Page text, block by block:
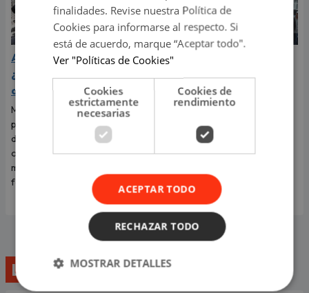
Agosto 2026 en Perú:
¿cuáles son los feriados
de este mes?
Muchas personas están
pendientes de los próximos
días de descanso para
organizar planes y compartir
momentos especiales con sus
familiares y seres queridos.
‘Tilín’ reapareció en la
shock a todos por su
cambio físico
‘Tilín’ se hizo viral en todo el
mundo por un video de él
bailando a cambio de una
como danzante de tijeras.
Lo último
finalidades. Revise nuestra Política de
Cookies para informarse al respecto. Si
está de acuerdo, marque “Aceptar todo".
Ver "Políticas de Cookies"
Cookies
estrictamente
necesarias
Cookies de
rendimiento
ACEPTAR TODO
RECHAZAR TODO
MOSTRAR DETALLES